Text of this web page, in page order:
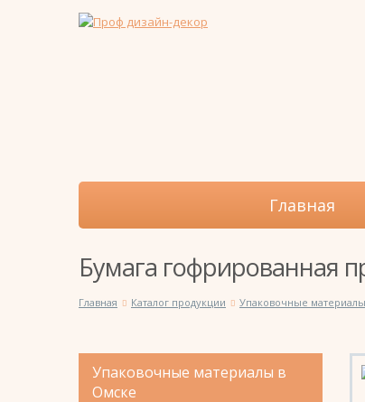
Главная
Бумага гофрированная
Главная Каталог продукции Упаковочные
Упаковочные материалы в
Омске